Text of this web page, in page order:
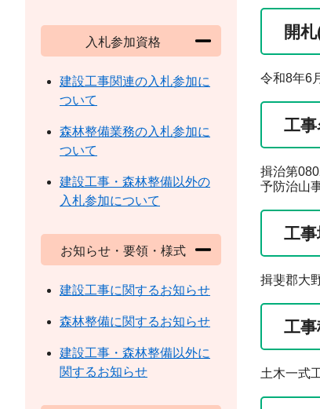
開
令和8年6
工事
揖治第
予防治山
工
揖斐郡大
工事
土木一式
入札参加資格
建設工事関連の入札参加に
ついて
森林整備業務の入札参加に
ついて
建設工事・森林整備以外の
入札参加について
お知らせ・要領・様式
建設工事に関するお知らせ
森林整備に関するお知らせ
建設工事・森林整備以外に
関するお知らせ